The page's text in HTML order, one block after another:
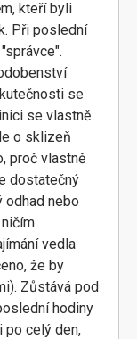
kteří byli
Při poslední
se
se vlastně
o sklizeň
proč vlastně
dostatečný
odhad nebo
vedla
že by
Zůstává pod
hodiny
po celý den,